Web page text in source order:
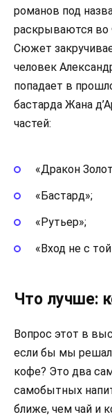
романов под
раскрываются во
Сюжет
человек
попадает в
бастарда Жана
частей:
«Дракон
«Бастард»;
«Рутьер»;
«Вход не с
Что лучше:
Вопрос этот в
если бы мы
кофе? Это два
самобытных
ближе, чем чай и